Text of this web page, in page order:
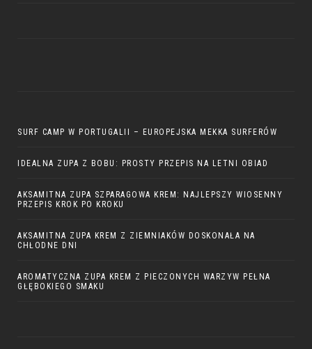
SURF CAMP W PORTUGALII – EUROPEJSKA MEKKA SURFERÓW
IDEALNA ZUPA Z BOBU: PROSTY PRZEPIS NA LETNI OBIAD
AKSAMITNA ZUPA SZPARAGOWA KREM: NAJLEPSZY WIOSENNY
PRZEPIS KROK PO KROKU
AKSAMITNA ZUPA KREM Z ZIEMNIAKÓW DOSKONAŁA NA
CHŁODNE DNI
AROMATYCZNA ZUPA KREM Z PIECZONYCH WARZYW PEŁNA
GŁĘBOKIEGO SMAKU